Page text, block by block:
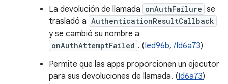
La devolución de llamada onAuthFailure se
trasladó a AuthenticationResultCallback
y se cambió su nombre a
onAuthAttemptFailed . (Ied96b, /Id6a73)
Permite que las apps proporcionen un ejecutor
para sus devoluciones de llamada. (Id6a73)